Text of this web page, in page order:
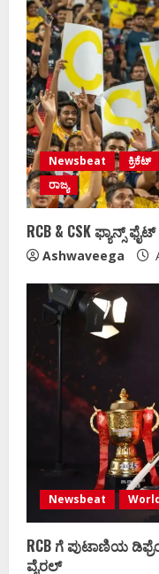
Newsbeat ಕ್ರಿಕೆಟ್
ರಾಜ್ಯ
RCB & CSK ಫ್ಯಾನ್ಸ್‌
Ashwaveega
Newsbeat
RCB ಗೆ ಪುಟಾಣಿಯ
ವೈರಲ್